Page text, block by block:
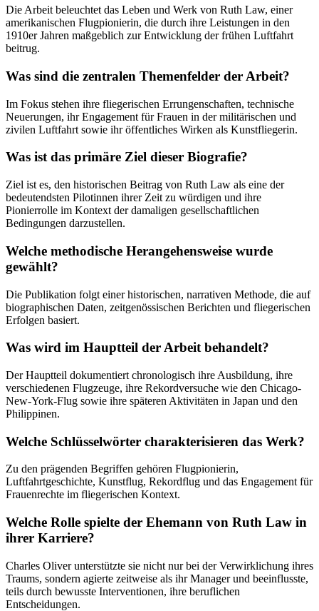
Die Arbeit beleuchtet das Leben und Werk von Ruth Law, einer
amerikanischen Flugpionierin, die durch ihre Leistungen in den
1910er Jahren maßgeblich zur Entwicklung der frühen Luftfahrt
beitrug.
Was sind die zentralen Themenfelder der Arbeit?
Im Fokus stehen ihre fliegerischen Errungenschaften, technische
Neuerungen, ihr Engagement für Frauen in der militärischen und
zivilen Luftfahrt sowie ihr öffentliches Wirken als Kunstfliegerin.
Was ist das primäre Ziel dieser Biografie?
Ziel ist es, den historischen Beitrag von Ruth Law als eine der
bedeutendsten Pilotinnen ihrer Zeit zu würdigen und ihre
Pionierrolle im Kontext der damaligen gesellschaftlichen
Bedingungen darzustellen.
Welche methodische Herangehensweise wurde
gewählt?
Die Publikation folgt einer historischen, narrativen Methode, die auf
biographischen Daten, zeitgenössischen Berichten und fliegerischen
Erfolgen basiert.
Was wird im Hauptteil der Arbeit behandelt?
Der Hauptteil dokumentiert chronologisch ihre Ausbildung, ihre
verschiedenen Flugzeuge, ihre Rekordversuche wie den Chicago-
New-York-Flug sowie ihre späteren Aktivitäten in Japan und den
Philippinen.
Welche Schlüsselwörter charakterisieren das Werk?
Zu den prägenden Begriffen gehören Flugpionierin,
Luftfahrtgeschichte, Kunstflug, Rekordflug und das Engagement für
Frauenrechte im fliegerischen Kontext.
Welche Rolle spielte der Ehemann von Ruth Law in
ihrer Karriere?
Charles Oliver unterstützte sie nicht nur bei der Verwirklichung ihres
Traums, sondern agierte zeitweise als ihr Manager und beeinflusste,
teils durch bewusste Interventionen, ihre beruflichen
Entscheidungen.